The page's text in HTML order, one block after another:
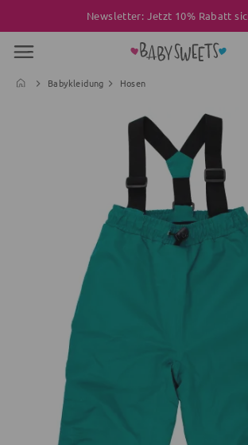
Newsletter: Jetzt 10% Rabatt
Babykleidung Hosen